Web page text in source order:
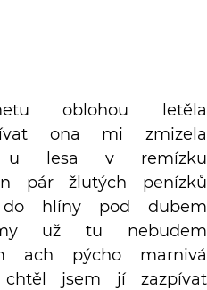
oblohou letěla
ona mi zmizela
u lesa v remízku
pár žlutých penízků
hlíny pod dubem
už tu nebudem
ach pýcho marnivá
jsem jí zazpívat